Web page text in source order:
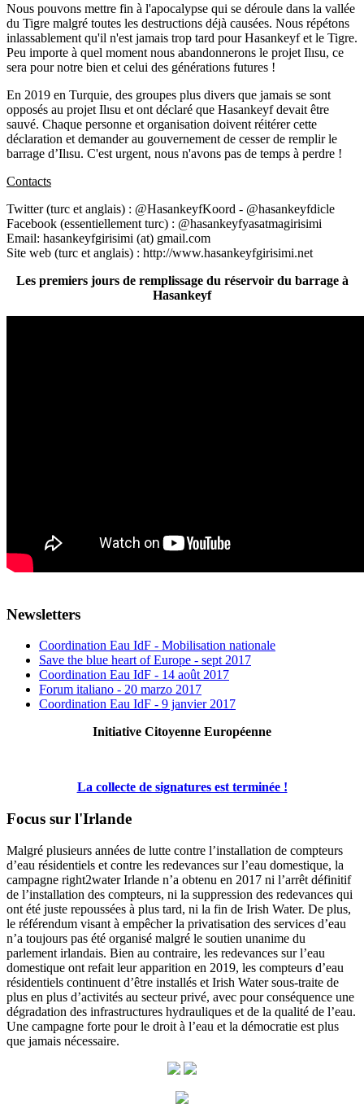
Nous pouvons mettre fin à l'apocalypse qui se déroule dans la vallée
du Tigre malgré toutes les destructions déjà causées. Nous répétons
inlassablement qu'il n'est jamais trop tard pour Hasankeyf et le Tigre.
Peu importe à quel moment nous abandonnerons le projet Ilısu, ce
sera pour notre bien et celui des générations futures !
En 2019 en Turquie, des groupes plus divers que jamais se sont
opposés au projet Ilısu et ont déclaré que Hasankeyf devait être
sauvé. Chaque personne et organisation doivent réitérer cette
déclaration et demander au gouvernement de cesser de remplir le
barrage d’Ilısu. C'est urgent, nous n'avons pas de temps à perdre !
Contacts
Twitter (turc et anglais) : @HasankeyfKoord - @hasankeyfdicle
Facebook (essentiellement turc) : @hasankeyfyasatmagirisimi
Email: hasankeyfgirisimi (at) gmail.com
Site web (turc et anglais) : http://www.hasankeyfgirisimi.net
Les premiers jours de remplissage du réservoir du barrage à
Hasankeyf
Newsletters
Coordination Eau IdF - Mobilisation nationale
Save the blue heart of Europe - sept 2017
Coordination Eau IdF - 14 août 2017
Forum italiano - 20 marzo 2017
Coordination Eau IdF - 9 janvier 2017
Initiative Citoyenne Européenne
La collecte de signatures est terminée !
Focus sur l'Irlande
Malgré plusieurs années de lutte contre l’installation de compteurs
d’eau résidentiels et contre les redevances sur l’eau domestique, la
campagne right2water Irlande n’a obtenu en 2017 ni l’arrêt définitif
de l’installation des compteurs, ni la suppression des redevances qui
ont été juste repoussées à plus tard, ni la fin de Irish Water. De plus,
le référendum visant à empêcher la privatisation des services d’eau
n’a toujours pas été organisé malgré le soutien unanime du
parlement irlandais. Bien au contraire, les redevances sur l’eau
domestique ont refait leur apparition en 2019, les compteurs d’eau
résidentiels continuent d’être installés et Irish Water sous-traite de
plus en plus d’activités au secteur privé, avec pour conséquence une
dégradation des infrastructures hydrauliques et de la qualité de l’eau.
Une campagne forte pour le droit à l’eau et la démocratie est plus
que jamais nécessaire.